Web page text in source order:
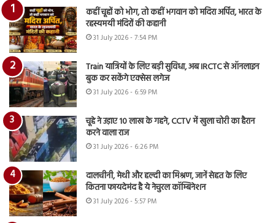
कहीं चूहों को भोग, तो कहीं भगवान को मदिरा अर्पित, भारत के
रहस्यमयी मंदिरों की कहानी
31 July 2026 - 7:54 PM
Train यात्रियों के लिए बड़ी सुविधा, अब IRCTC से ऑनलाइन
बुक कर सकेंगे एक्सेस लगेज
31 July 2026 - 6:59 PM
चूहे ने उड़ाए 10 लाख के गहने, CCTV में खुला चोरी का हैरान
करने वाला राज
31 July 2026 - 6:26 PM
दालचीनी, मेथी और हल्दी का मिश्रण, जानें सेहत के लिए
कितना फायदेमंद है ये नेचुरल कॉम्बिनेशन
31 July 2026 - 5:57 PM